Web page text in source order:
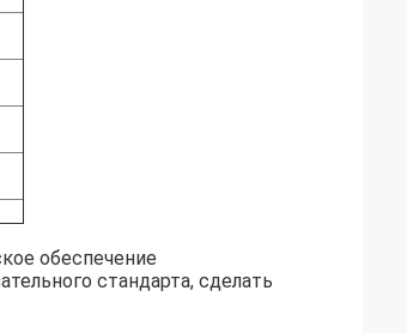
обеспечение
стандарта, сделать